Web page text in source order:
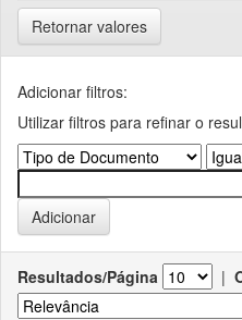
Retornar valores
Adicionar filtros:
Utilizar filtros para refinar o
Resultados/Página |